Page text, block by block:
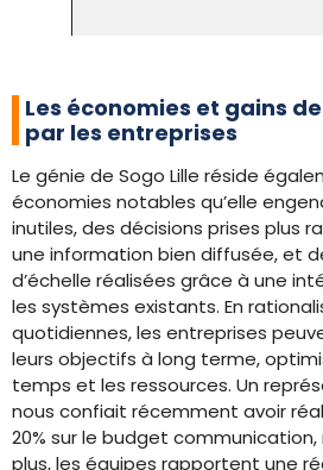
Les économies et gains
par les entreprises
Le génie de Sogo Lille réside
économies notables qu’elle
inutiles, des décisions prises plus
une information bien diffusée, et
d’échelle réalisées grâce à une
les systèmes existants. En
quotidiennes, les entreprises
leurs objectifs à long terme,
temps et les ressources. Un
nous confiait récemment avoir
20% sur le budget communication,
plus, les équipes rapportent une